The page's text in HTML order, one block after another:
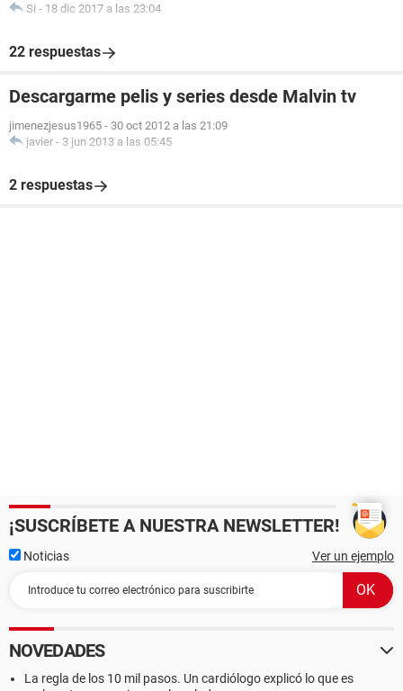
Si - 18 dic 2017 a las 23:04
22 respuestas
Descargarme pelis y series desde Malvin tv
jimenezjesus1965 - 30 oct 2012 a las 21:09
javier - 3 jun 2013 a las 05:45
2 respuestas
¡SUSCRÍBETE A NUESTRA NEWSLETTER!
Noticias Ver un ejemplo
NOVEDADES
La regla de los 10 mil pasos. Un cardiólogo explicó lo que es